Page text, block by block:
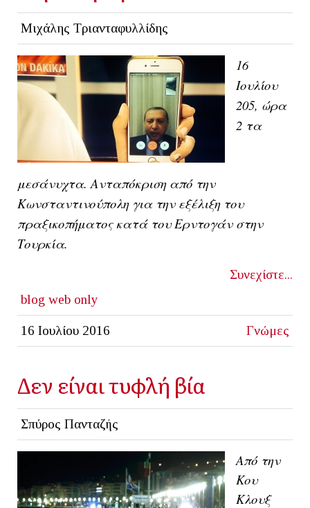
Μιχάλης Τριανταφυλλίδης
16
Ιουλίου
205, ώρα
2 τα
μεσάνυχτα. Ανταπόκριση από την
Κωνσταντινούπολη για την εξέλιξη του
πραξικοπήματος κατά του Ερντογάν στην
Τουρκία.
Συνεχίστε...
blog web only
16 Ιουλίου 2016 Γνώμες
Δεν είναι τυφλή βία
Σπύρος Πανταζής
Από την
Κου
Κλουξ